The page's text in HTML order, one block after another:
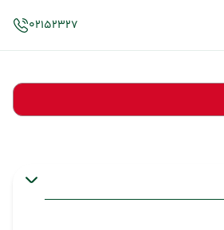
02152327